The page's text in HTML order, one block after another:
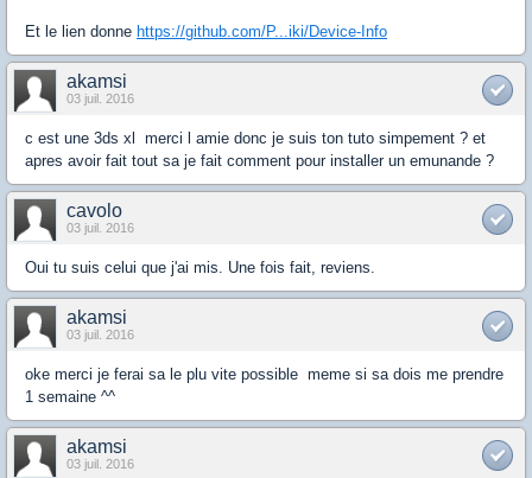
Et le lien donne https://github.com/P...iki/Device-Info
akamsi
03 juil. 2016
c est une 3ds xl merci l amie donc je suis ton tuto simpement ? et
apres avoir fait tout sa je fait comment pour installer un emunande ?
cavolo
03 juil. 2016
Oui tu suis celui que j'ai mis. Une fois fait, reviens.
akamsi
03 juil. 2016
oke merci je ferai sa le plu vite possible meme si sa dois me prendre
1 semaine ^^
akamsi
03 juil. 2016